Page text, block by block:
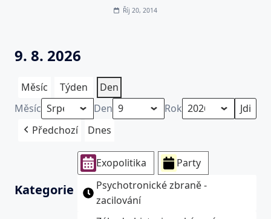
Říj 20, 2014
9. 8. 2026
Měsíc Týden
Den
Měsíc
Den
Rok
Předchozí
Dnes
Kategorie
Exopolitika
Party
Psychotronické zbraně -
zacilování